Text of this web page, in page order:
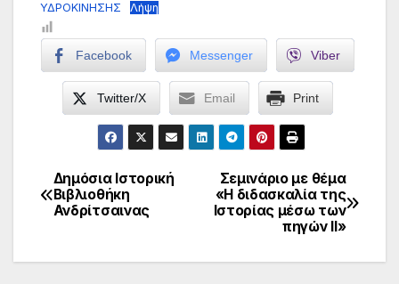
ΥΔΡΟΚΙΝΗΣΗΣ
Λήψη
Facebook Messenger Viber
Twitter/X Email Print
Πλοήγηση
άρθρων
Σεμινάριο με θέμα
«Η διδασκαλία της
Ιστορίας μέσω των
πηγών II»
Δημόσια Ιστορική
Βιβλιοθήκη
Ανδρίτσαινας